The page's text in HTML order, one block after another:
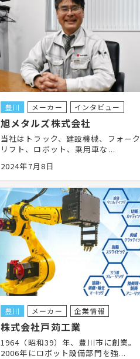
豊川 メーカー インタビュー
旭メタルズ株式会社
当社はトラック、建設機械、フォーク
リフト、ロボット、乗用車な...
2024年7月8日
豊川 メーカー 企業情報
株式会社戸苅工業
1964（昭和39）年、豊川市に創業。
2006年にロボット設備部門を強...